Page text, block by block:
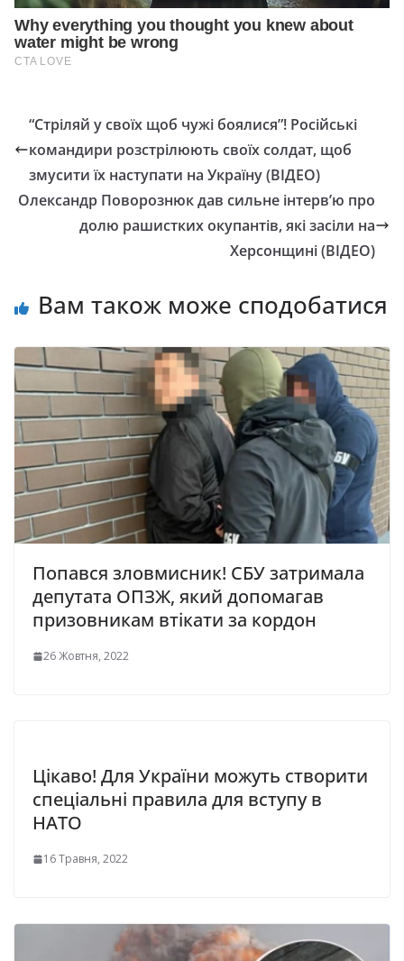
“Стріляй у своїх щоб чужі боялися”! Російські
командири розстрілюють своїх солдат, щоб
змусити їх наступати на Україну (ВІДЕО)
Олександр Поворознюк дав сильне інтерв’ю про
долю рашистких окупантів, які засіли на
Херсонщині (ВІДЕО)
Вам також може сподобатися
Попався зловмисник! СБУ затримала
депутата ОПЗЖ, який допомагав
призовникам втікати за кордон
26 Жовтня, 2022
Цікаво! Для України можуть створити
спеціальні правила для вступу в
НАТО
16 Травня, 2022